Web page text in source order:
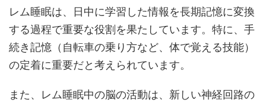
レム睡眠は、日中に学習した情報を長期記憶に変換
する過程で重要な役割を果たしています。特に、手
続き記憶（自転車の乗り方など、体で覚える技能）
の定着に重要だと考えられています。
また、レム睡眠中の脳の活動は、新しい神経回路の